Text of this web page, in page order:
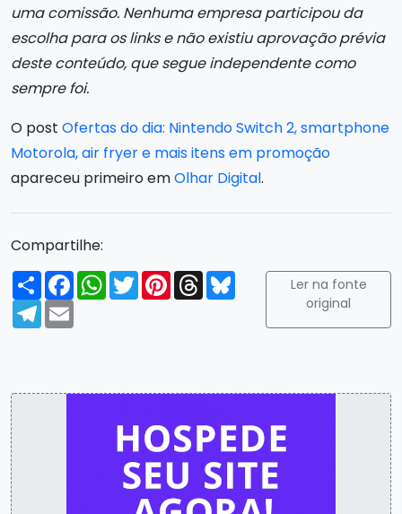
uma comissão. Nenhuma empresa participou da
escolha para os links e não existiu aprovação prévia
deste conteúdo, que segue independente como
sempre foi.
O post Ofertas do dia: Nintendo Switch 2, smartphone
Motorola, air fryer e mais itens em promoção
apareceu primeiro emOlhar Digital.
Compartilhe:
Compartilhar
FacebookWhatsApp
TwitterPinterest
ThreadsBluesky
Telegram
Email
Ler na fonte
original